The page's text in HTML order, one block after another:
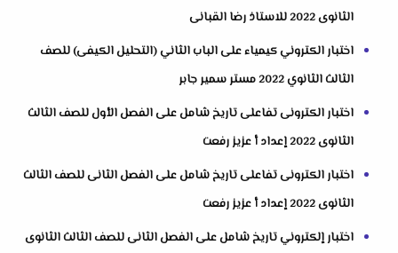
الثانوى 2022 للاستاذ رضا القبانى
اختبار الكتروني كيمياء على الباب الثاني (التحليل الكيفى) للصف
الثالث الثانوي 2022 مستر سمير جابر
اختبار الكترونى تفاعلى تاريخ شامل على الفصل الأول للصف الثالث
الثانوى 2022 إعداد أ عزيز رفعت
اختبار الكترونى تفاعلى تاريخ شامل على الفصل الثانى للصف الثالث
الثانوى 2022 إعداد أ عزيز رفعت
اختبار إلكتروني تاريخ شامل على الفصل الثانى للصف الثالث الثانوى